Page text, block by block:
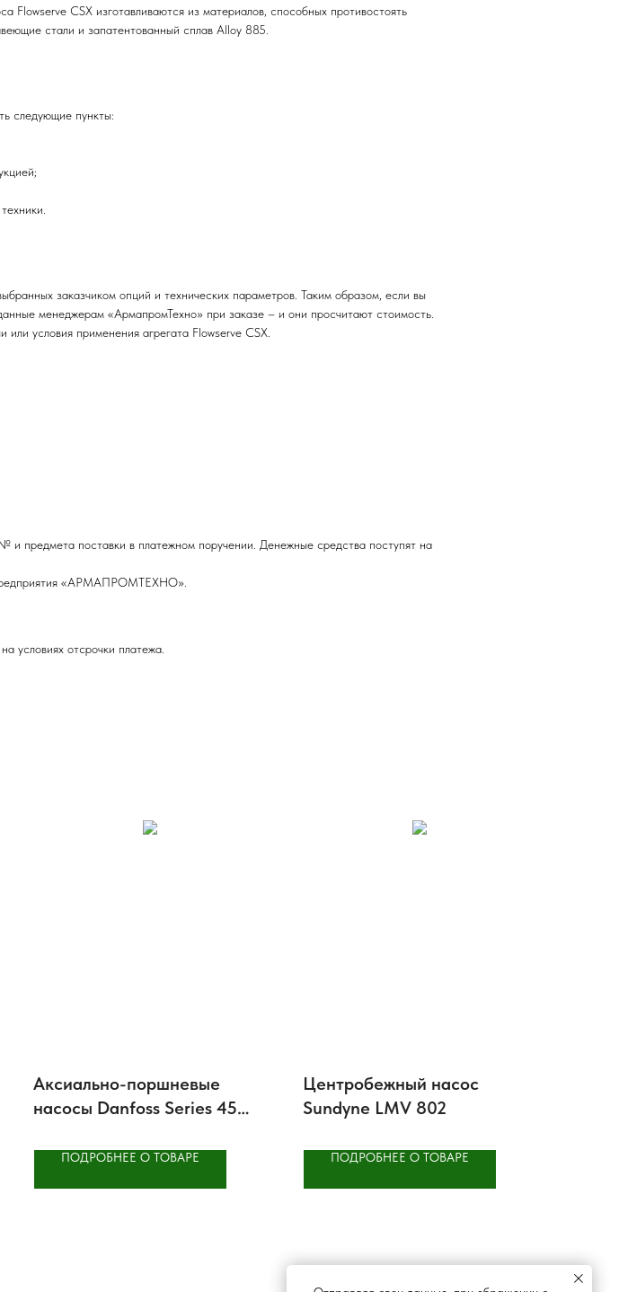
CSX изготавливаются из материалов, способных противостоять
стали и запатентованный сплав Alloy 885.
следующие пункты:
заказчиком опций и технических параметров. Таким образом, если вы
менеджерам «АрмапромТехно» при заказе – и они просчитают стоимость.
условия применения агрегата Flowserve CSX.
и предмета поставки в платежном поручении. Денежные средства поступят на
предприятия «АРМАПРОМТЕХНО».
условиях отсрочки платежа.
Аксиально-поршневые
насосы Danfoss Series 45
ПОДРОБНЕЕ О ТОВАРЕ
Центробежный насос
Sundyne LMV 802
ПОДРОБНЕЕ О ТОВАРЕ